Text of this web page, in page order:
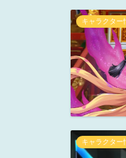
キャラクター
キャラクター